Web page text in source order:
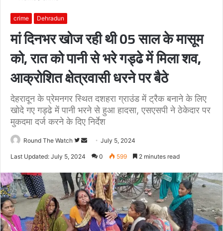
crime Dehradun
मां दिनभर खोज रही थी 05 साल के मासूम
को, रात को पानी से भरे गड्ढे में मिला शव,
आक्रोशित क्षेत्रवासी धरने पर बैठे
देहरादून के प्रेमनगर स्थित दशहरा ग्राउंड में ट्रैक बनाने के लिए
खोदे गए गड्ढे में पानी भरने से हुआ हादसा, एसएसपी ने ठेकेदार पर
मुकदमा दर्ज करने के दिए निर्देश
Round The Watch
Follow
Send
an
July 5, 2024
Last Updated: July 5, 2024 0 599 2 minutes read